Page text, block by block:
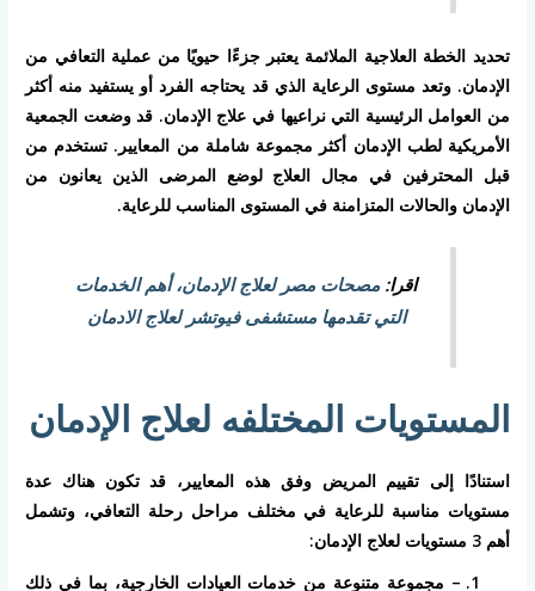
تحديد الخطة العلاجية الملائمة يعتبر جزءًا حيويًا من عملية التعافي من
الإدمان. وتعد مستوى الرعاية الذي قد يحتاجه الفرد أو يستفيد منه أكثر
من العوامل الرئيسية التي نراعيها في علاج الإدمان. قد وضعت الجمعية
الأمريكية لطب الإدمان أكثر مجموعة شاملة من المعايير. تستخدم من
قبل المحترفين في مجال العلاج لوضع المرضى الذين يعانون من
الإدمان والحالات المتزامنة في المستوى المناسب للرعاية.
اقرا: مصحات مصر لعلاج الإدمان، أهم الخدمات
التي تقدمها مستشفى فيوتشر لعلاج الادمان
المستويات المختلفه لعلاج الإدمان
استنادًا إلى تقييم المريض وفق هذه المعايير، قد تكون هناك عدة
مستويات مناسبة للرعاية في مختلف مراحل رحلة التعافي، وتشمل
أهم 3 مستويات لعلاج الإدمان:
– مجموعة متنوعة من خدمات العيادات الخارجية، بما في ذلك